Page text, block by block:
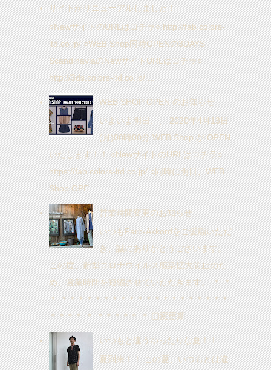
サイトがリニューアルしました！
○NewサイトのURLはコチラ○ http://fab.colors-
ltd.co.jp/ ○WEB Shop同時OPENの3DAYS
ScandinaviaのNewサイトURLはコチラ○
http://3ds.colors-ltd.co.jp/ ...
WEB SHOP OPEN のお知らせ
いよいよ明日、、 2020年4月13日
(月)00時00分 WEB Shop が OPEN
いたします！！ ○NewサイトのURLはコチラ○
https://fab.colors-ltd.co.jp/ ○同時に明日、WEB
Shop OPE...
営業時間変更のお知らせ
いつもFarb-Akkordをご愛顧いただ
き、誠にありがとうございます。
この度、新型コロナウイルス感染拡大防止のた
め、営業時間を短縮させていただきます。 ＊ ＊
＊ ＊＊＊＊＊＊＊＊＊＊＊＊＊＊＊＊＊＊＊＊
＊＊＊＊ ＊ ＊＊＊＊＊ ＊ ❑変更期...
いつもと違うゆったりな夏！！
夏到来！！ この夏、いつもとは違